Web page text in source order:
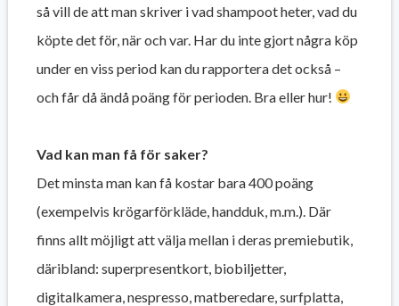
så vill de att man skriver i vad shampoot heter, vad du
köpte det för, när och var. Har du inte gjort några köp
under en viss period kan du rapportera det också –
och får då ändå poäng för perioden. Bra eller hur!
Vad kan man få för saker?
Det minsta man kan få kostar bara 400 poäng
(exempelvis krögarförkläde, handduk, m.m.). Där
finns allt möjligt att välja mellan i deras premiebutik,
däribland: superpresentkort, biobiljetter,
digitalkamera, nespresso, matberedare, surfplatta,